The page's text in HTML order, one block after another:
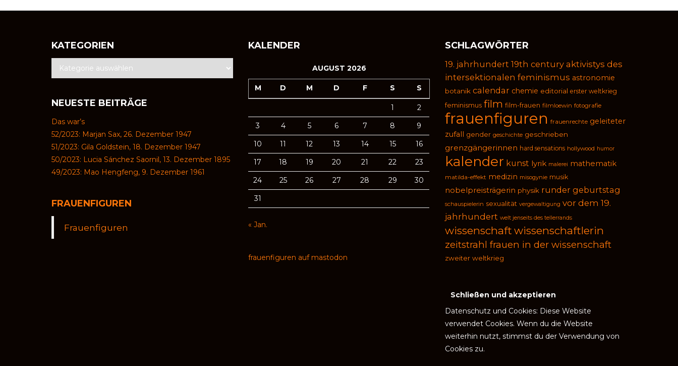
KATEGORIEN
NEUESTE BEITRÄGE
Das war’s
52/2023: Marjan Sax, 26. Dezember 1947
51/2023: Gila Goldstein, 18. Dezember 1947
50/2023: Lucia Sánchez Saornil, 13. Dezember 1895
49/2023: Mao Hengfeng, 9. Dezember 1961
FRAUENFIGUREN
Frauenfiguren
KALENDER
AUGUST 2026
M D M D F S S
1
2
3
4 5 6 7 8
9
10
11 12 13 14 15
16
17
18 19 20 21 22
23
24
25 26 27 28 29
30
31
« Jan.
frauenfiguren auf mastodon
SCHLAGWÖRTER
19. jahrhundert 19th century aktivistys des
intersektionalen feminismus astronomie
botanik calendar chemie editorial erster weltkrieg
feminismus film film-frauen filmloewin fotografie
frauenfiguren frauenrechte geleiteter
zufall
gender geschichte geschrieben
grenzgängerinnen hard sensations hollywood humor
kalender kunst lyrik malerei mathematik
matilda-effekt medizin misogynie musik
nobelpreisträgerin physik runder geburtstag
schauspielerin sexualität vergewaltigung vor dem 19.
jahrhundert welt jenseits des tellerrands
wissenschaft wissenschaftlerin
zeitstrahl frauen in der wissenschaft
zweiter weltkrieg
Datenschutz und Cookies: Diese Website
verwendet Cookies. Wenn du die Website
weiterhin nutzt, stimmst du der Verwendung von
Cookies zu.